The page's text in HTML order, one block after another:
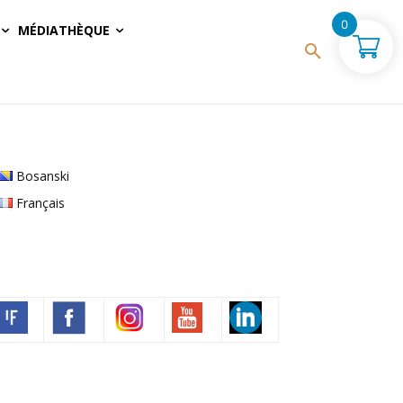
MÉDIATHÈQUE
Bosanski
Français
0